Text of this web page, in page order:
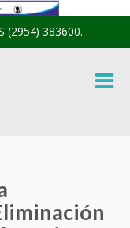
(2954) 383600.